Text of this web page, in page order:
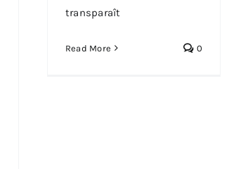
transparaît
Read More 0